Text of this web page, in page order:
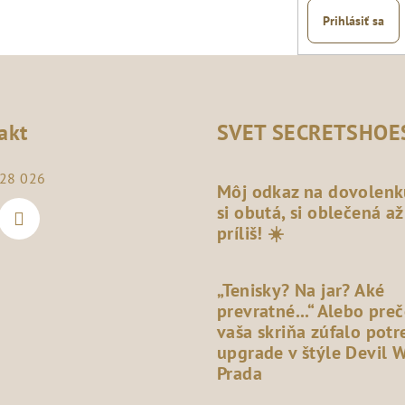
Prihlásiť sa
026
SVET
Môj odkaz na
si obutá, si oblečená až
príliš! ☀️
„Tenisky? Na jar? Aké
prevratné...“ Alebo
vaša skriňa zúfalo
upgrade v štýle Devil
Prada